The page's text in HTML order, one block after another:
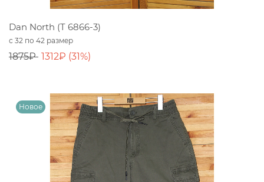
Dan North (T 6866-3)
с 32 по 42 размер
1875₽ 1312₽ (31%)